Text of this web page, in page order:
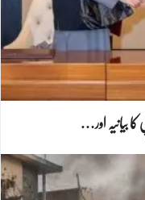
بیانیہ اور…